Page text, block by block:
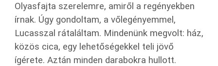
Olyasfajta szerelemre, amiről a regényekben
írnak. Úgy gondoltam, a vőlegényemmel,
Lucasszal rátaláltam. Mindenünk megvolt: ház,
közös cica, egy lehetőségekkel teli jövő
ígérete. Aztán minden darabokra hullott.